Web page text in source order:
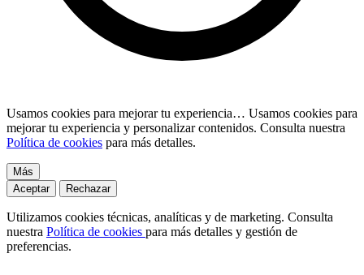
Usamos cookies para mejorar tu experiencia… Usamos cookies para
mejorar tu experiencia y personalizar contenidos. Consulta nuestra
Política de cookies para más detalles.
Más
Aceptar
Rechazar
Utilizamos cookies técnicas, analíticas y de marketing. Consulta
nuestra Política de cookies para más detalles y gestión de
preferencias.